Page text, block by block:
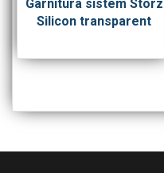
Garnitura sistem Storz
Silicon transparent